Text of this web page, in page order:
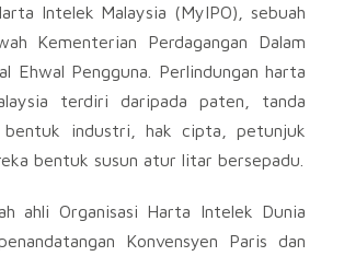
Intelek Malaysia (MyIPO), sebuah
Kementerian Perdagangan Dalam
Ehwal Pengguna. Perlindungan harta
terdiri daripada paten, tanda
bentuk industri, hak cipta, petunjuk
bentuk susun atur litar bersepadu.
ahli Organisasi Harta Intelek Dunia
Konvensyen Paris dan